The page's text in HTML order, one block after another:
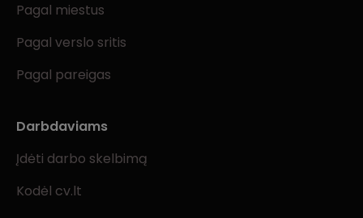
Pagal miestus
Pagal verslo sritis
Pagal pareigas
Darbdaviams
Įdėti darbo skelbimą
Kodėl cv.lt